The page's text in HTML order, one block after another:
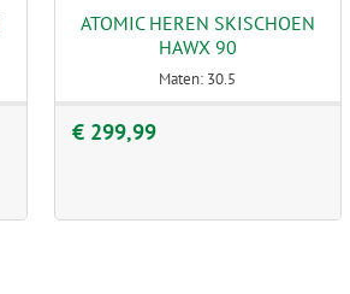
ATOMIC HEREN SKISCHOEN
HAWX 90
Maten: 30.5
€ 299,99